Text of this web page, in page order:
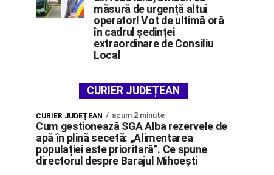
măsură de urgență altui
operator! Vot de ultimă oră
în cadrul ședinței
extraordinare de Consiliu
Local
CURIER JUDEȚEAN
CURIER JUDEȚEAN acum 2 minute
Cum gestionează SGA Alba rezervele de
apă în plină secetă: „Alimentarea
populației este prioritară”. Ce spune
directorul despre Barajul Mihoești